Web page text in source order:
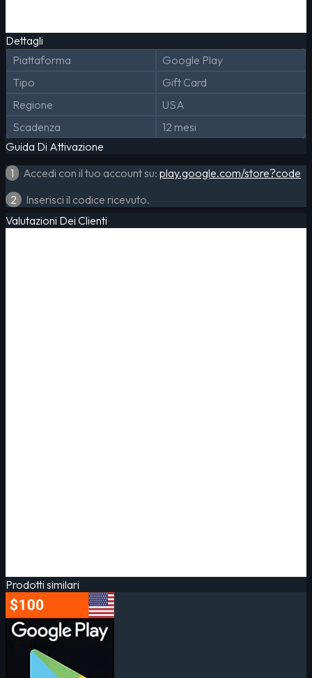
Dettagli
Piattaforma
Google Play
Tipo
Gift Card
Regione
USA
Scadenza
12 mesi
Guida Di Attivazione
1
Accedi con il tuo account su: play.google.com/store?code
2
Inserisci il codice ricevuto.
Valutazioni Dei Clienti
Prodotti similari